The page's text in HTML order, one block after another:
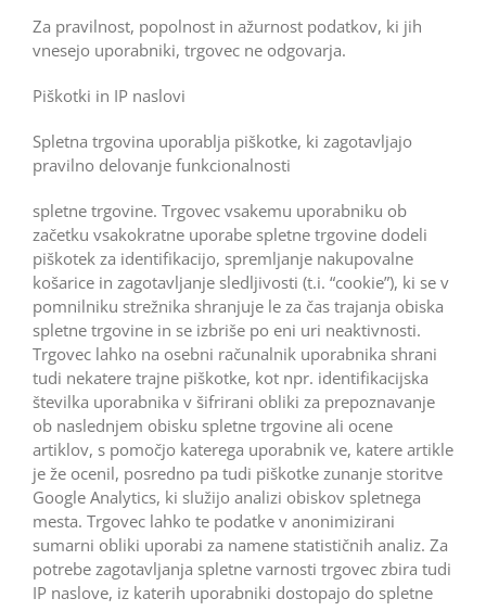
Za pravilnost, popolnost in ažurnost podatkov, ki jih
vnesejo uporabniki, trgovec ne odgovarja.
Piškotki in IP naslovi
Spletna trgovina uporablja piškotke, ki zagotavljajo
pravilno delovanje funkcionalnosti
spletne trgovine. Trgovec vsakemu uporabniku ob
začetku vsakokratne uporabe spletne trgovine dodeli
piškotek za identifikacijo, spremljanje nakupovalne
košarice in zagotavljanje sledljivosti (t.i. “cookie”), ki se v
pomnilniku strežnika shranjuje le za čas trajanja obiska
spletne trgovine in se izbriše po eni uri neaktivnosti.
Trgovec lahko na osebni računalnik uporabnika shrani
tudi nekatere trajne piškotke, kot npr. identifikacijska
številka uporabnika v šifrirani obliki za prepoznavanje
ob naslednjem obisku spletne trgovine ali ocene
artiklov, s pomočjo katerega uporabnik ve, katere artikle
je že ocenil, posredno pa tudi piškotke zunanje storitve
Google Analytics, ki služijo analizi obiskov spletnega
mesta. Trgovec lahko te podatke v anonimizirani
sumarni obliki uporabi za namene statističnih analiz. Za
potrebe zagotavljanja spletne varnosti trgovec zbira tudi
IP naslove, iz katerih uporabniki dostopajo do spletne